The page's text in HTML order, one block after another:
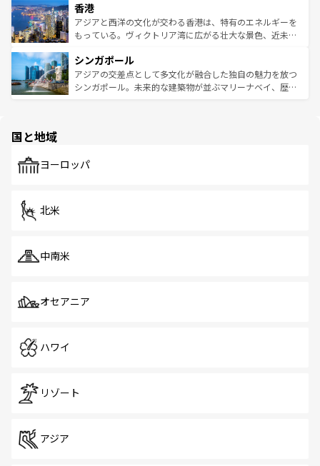
とつ。フォーやバインミー、ベトナムコーヒーなどは、ぜ
ひ現地で味わいたい。どの地域を訪れてもあたたかい人々
が旅行者を迎えてくれるので、きっと忘れられない旅にな
参照してほしい。
の活気が交差している。北部ではチェンマイなどの山岳地
帯で自然と触れ合い、南部ではプーケットやクラビの美し
いビーチでリゾート気分を楽しむことができる。タイ料理
激する。気候は一年中温暖で、どの季節にも異なる楽しみ
が待っている。親しみやすいタイの人々、仏教を中心とし
た文化、そして多様な観光資源が、訪れる旅人を魅了し続
香港
アジアと西洋の文化が交わる香港は、特有のエネルギーを
もっている。ヴィクトリア湾に広がる壮大な景色、近未来
み、どこを訪れても感動するはず。観光スポットが密集し
ており、効率よく見どころを回れるのも魅力。息をのむよ
うな絶景から文化的な体験まで、香港を存分に楽しみ尽く
シンガポール
アジアの交差点として多文化が融合した独自の魅力を放つ
シンガポール。未来的な建築物が並ぶマリーナベイ、歴史
で、ホーカーズは地元の風情を楽しめる外せないスポット
国と地域
ヨーロッパ
北米
中南米
オセアニア
ハワイ
リゾート
アジア